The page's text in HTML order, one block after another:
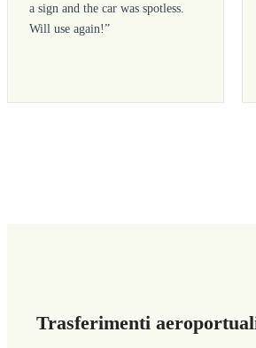
a sign and the car was spotless.
Will use again!”
Trasferimenti